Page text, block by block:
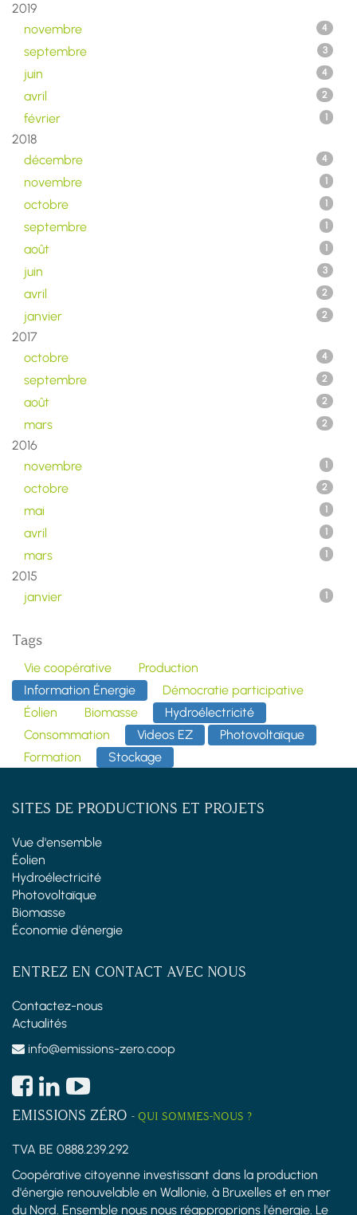
2019
novembre
4
septembre 3
juin 4
avril 2
février 1
2018
décembre
4
novembre 1
octobre 1
septembre 1
août 1
juin 3
avril 2
janvier 2
2017
octobre
4
septembre 2
août 2
mars 2
2016
novembre
1
octobre 2
mai 1
avril 1
mars 1
2015
janvier
1
Tags
Vie coopérative
Production
Information Énergie
Démocratie participative
Éolien
Biomasse
Hydroélectricité
Consommation
Videos EZ
Photovoltaïque
Formation
Stockage
SITES DE PRODUCTIONS ET PROJETS
Vue d'ensemble
Éolien
Hydroélectricité
Photovoltaïque
Biomasse
Économie d'énergie
ENTREZ EN CONTACT AVEC NOUS
Contactez-nous
Actualités
info@emissions-zero.coop
EMISSIONS ZÉRO - QUI SOMMES-NOUS ?
TVA BE 0888.239.292
Coopérative citoyenne investissant dans la production
d'énergie renouvelable en Wallonie, à Bruxelles et en mer
du Nord. Ensemble nous nous réapproprions l'énergie. Le